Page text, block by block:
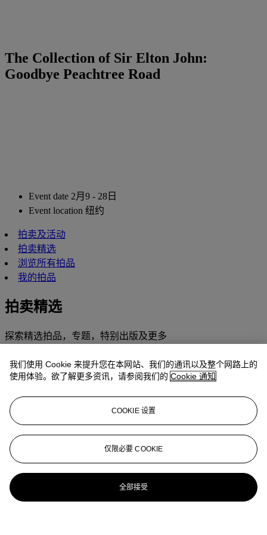
The Collection of Sir Elton John:
Goodbye Peachtree Road
Event date 2月9 - 28日
Event location 纽约
拍卖及活动
拍卖精选
浏览所有拍品
我的拍品
拍卖精选
探索精选拍品，专题，特别出版及更多
精选拍品
我们使用 Cookie 来提升您在本网站、我们的通讯以及整个网路上的
使用体验。欲了解更多资讯，请参阅我们的 Cookie 通知
COOKIE 设置
仅限必要 COOKIE
全部接受